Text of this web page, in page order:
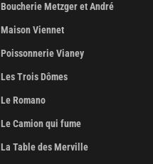
Boucherie Metzger et André
Maison Viennet
Poissonnerie Vianey
Les Trois Dômes
Le Romano
Le Camion qui fume
La Table des Merville